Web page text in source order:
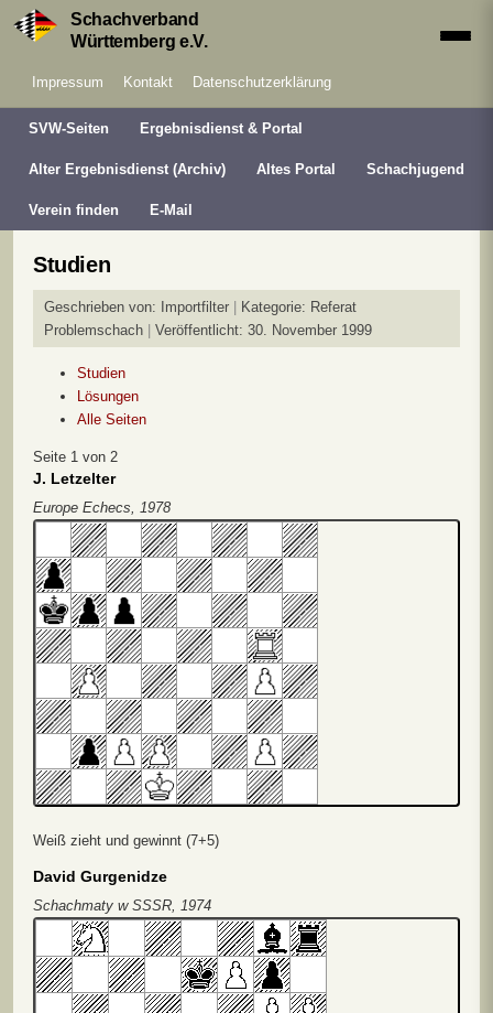
Schachverband
Württemberg e.V.
Impressum Kontakt Datenschutzerklärung
SVW-Seiten Ergebnisdienst & Portal
Alter Ergebnisdienst (Archiv) Altes Portal Schachjugend
Verein finden E-Mail
Studien
Geschrieben von: Importfilter Kategorie: Referat
Problemschach
Veröffentlicht: 30. November 1999
Studien
Lösungen
Alle Seiten
Seite 1 von 2
J. Letzelter
Europe Echecs, 1978
Weiß zieht und gewinnt (7+5)
David Gurgenidze
Schachmaty w SSSR, 1974